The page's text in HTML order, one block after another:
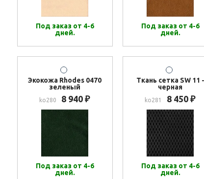
Под заказ от 4-6
дней.
Под заказ от 4-6
дней.
Экокожа Rhodes 0470
зеленый
ko280 8 940₽
Под заказ от 4-6
дней.
Ткань сетка SW 11 -
черная
ko281 8 450₽
Под заказ от 4-6
дней.